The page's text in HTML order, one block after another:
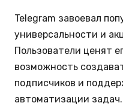
Telegram завоевал
универсальности и
Пользователи ценят
возможность
подписчиков и
автоматизации